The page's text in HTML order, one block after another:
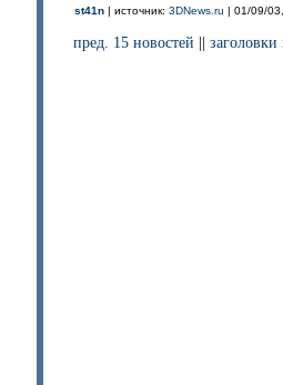
st41n| источник: 3DNews.ru | 01/09/
пред. 15 новостей ||заголовки